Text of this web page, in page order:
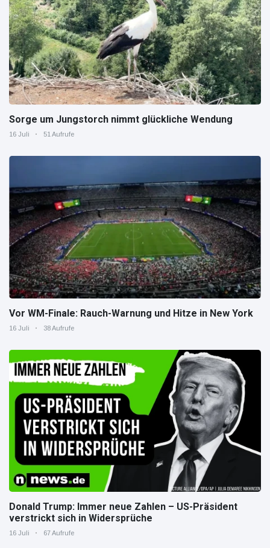
Sorge um Jungstorch nimmt glückliche Wendung
16 Juli 51 Aufrufe
Vor WM-Finale: Rauch-Warnung und Hitze in New York
16 Juli 38 Aufrufe
Donald Trump: Immer neue Zahlen – US-Präsident
verstrickt sich in Widersprüche
16 Juli 67 Aufrufe